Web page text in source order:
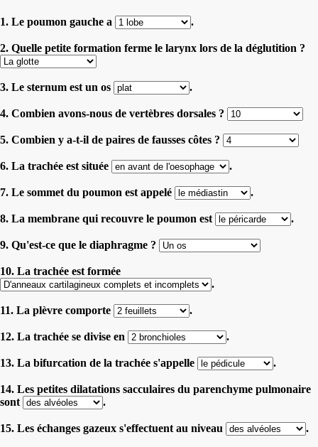
1. Le poumon gauche a .
2. Quelle petite formation ferme le larynx lors de la déglutition ?
3. Le sternum est un os .
4. Combien avons-nous de vertèbres dorsales ?
5. Combien y a-t-il de paires de fausses côtes ?
6. La trachée est située .
7. Le sommet du poumon est appelé .
8. La membrane qui recouvre le poumon est .
9. Qu'est-ce que le diaphragme ?
10. La trachée est formée
.
11. La plèvre comporte .
12. La trachée se divise en .
13. La bifurcation de la trachée s'appelle .
14. Les petites dilatations sacculaires du parenchyme pulmonaire
sont
.
15. Les échanges gazeux s'effectuent au niveau .